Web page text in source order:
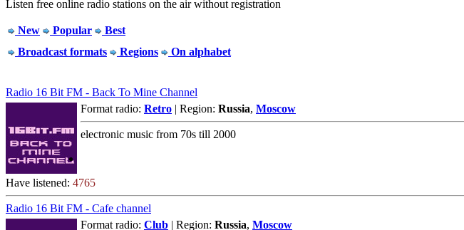
Listen free online radio stations on the air without registration
New Popular
Best
Broadcast formats
Regions On alphabet
Radio 16 Bit FM - Back To Mine Channel
Format radio: Retro | Region: Russia, Moscow
electronic music from 70s till 2000
Have listened: 4765
Radio 16 Bit FM - Cafe channel
Format radio: Club | Region: Russia, Moscow